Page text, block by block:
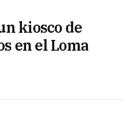
kiosco de
en el Loma